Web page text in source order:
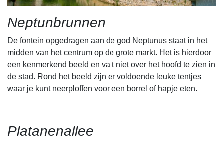
Neptunbrunnen
De fontein opgedragen aan de god Neptunus staat in het
midden van het centrum op de grote markt. Het is hierdoor
een kenmerkend beeld en valt niet over het hoofd te zien in
de stad. Rond het beeld zijn er voldoende leuke tentjes
waar je kunt neerploffen voor een borrel of hapje eten.
Platanenallee